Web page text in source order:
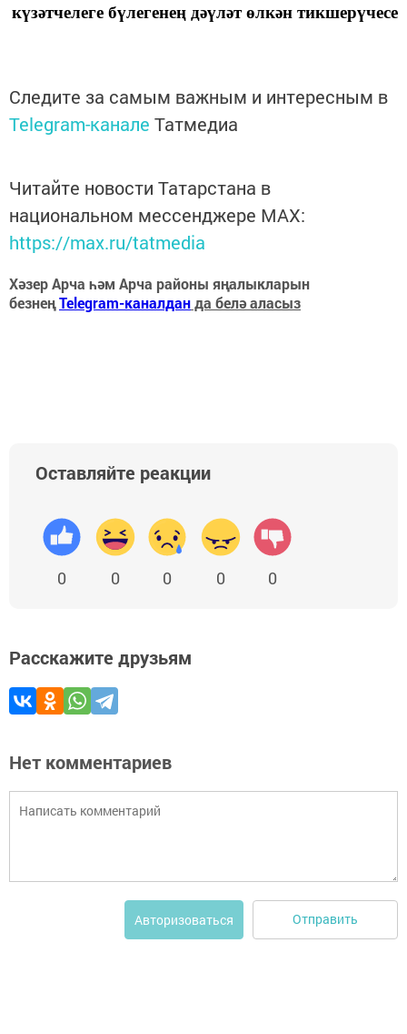
күзәтчелеге бүлегенең дәүләт өлкән тикшерүчесе
Следите за самым важным и интересным в
Telegram-канале Татмедиа
Читайте новости Татарстана в
национальном мессенджере MАХ:
https://max.ru/tatmedia
Хәзер Арча һәм Арча районы яңалыкларын
безнеңTelegram-каналданда белә аласыз
Оставляйте реакции
0 0 0 0 0
Расскажите друзьям
Нет комментариев
Авторизоваться Отправить